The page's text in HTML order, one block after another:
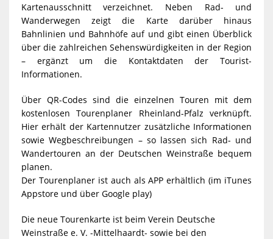
Kartenausschnitt verzeichnet. Neben Rad- und
Wanderwegen zeigt die Karte darüber hinaus
Bahnlinien und Bahnhöfe auf und gibt einen Überblick
über die zahlreichen Sehenswürdigkeiten in der Region
– ergänzt um die Kontaktdaten der Tourist-
Informationen.
Über QR-Codes sind die einzelnen Touren mit dem
kostenlosen Tourenplaner Rheinland-Pfalz verknüpft.
Hier erhält der Kartennutzer zusätzliche Informationen
sowie Wegbeschreibungen – so lassen sich Rad- und
Wandertouren an der Deutschen Weinstraße bequem
planen.
Der Tourenplaner ist auch als APP erhältlich (im iTunes
Appstore und über Google play)
Die neue Tourenkarte ist beim Verein Deutsche
Weinstraße e. V. -Mittelhaardt- sowie bei den